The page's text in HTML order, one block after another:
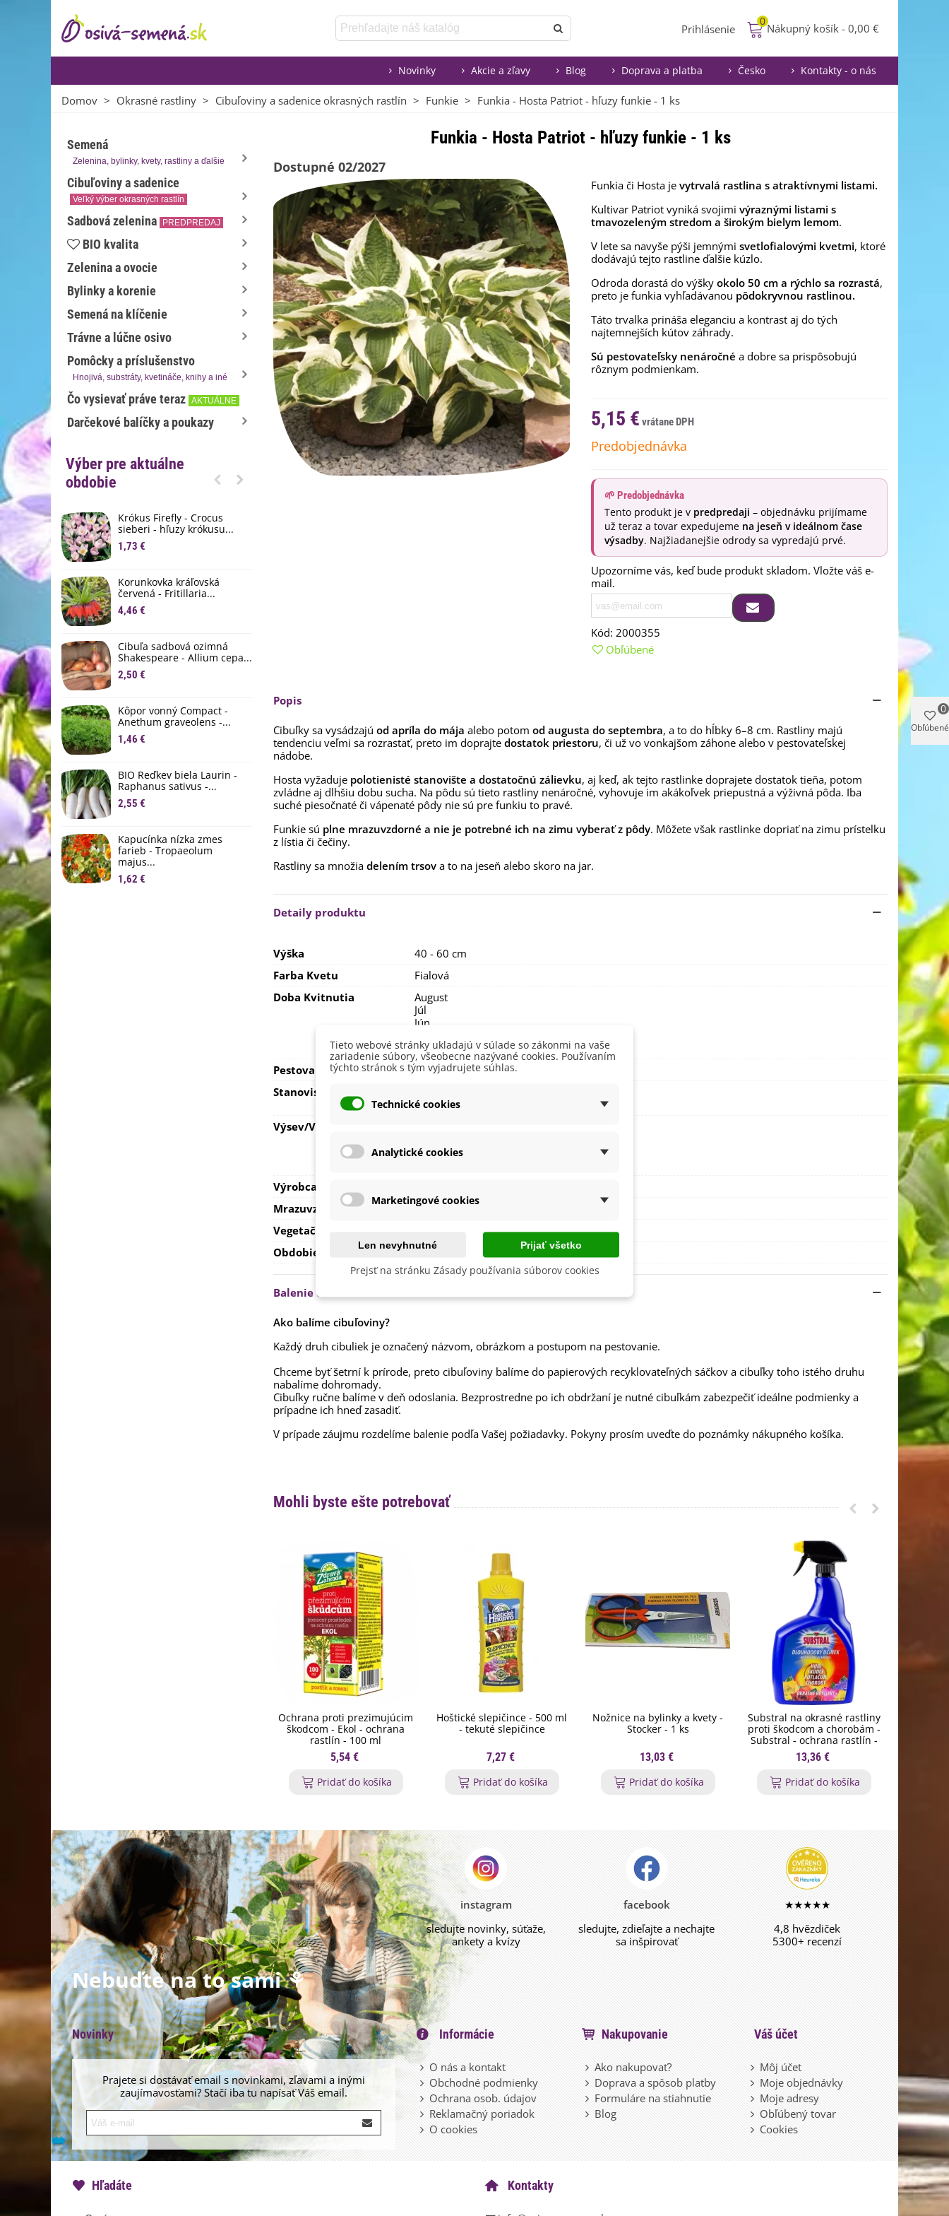
Prihlásenie
0
Nákupný košík - 0,00 €
Novinky Akcie a zľavy Blog Doprava a platba Česko Kontakty - o nás
Domov > Okrasné rastliny > Cibuľoviny a sadenice okrasných rastlín > Funkie > Funkia - Hosta Patriot - hľuzy funkie - 1 ks
Semená
Zelenina, bylinky, kvety, rastliny a ďalšie
Cibuľoviny a sadenice
Veľký výber okrasných rastlín
Sadbová zelenina PREDPREDAJ
BIO kvalita
Zelenina a ovocie
Bylinky a korenie
Semená na klíčenie
Trávne a lúčne osivo
Pomôcky a príslušenstvo
Hnojivá, substráty, kvetináče, knihy a iné
Čo vysievať práve teraz AKTUÁLNE
Darčekové balíčky a poukazy
Výber pre aktuálne
obdobie
Krókus Firefly - Crocus
sieberi - hľuzy krókusu...
1,73 €
Korunkovka kráľovská
červená - Fritillaria...
4,46 €
Cibuľa sadbová ozimná
Shakespeare - Allium cepa...
2,50 €
Kôpor vonný Compact -
Anethum graveolens -...
1,46 €
BIO Reďkev biela Laurin -
Raphanus sativus -...
2,55 €
Kapucínka nízka zmes
farieb - Tropaeolum
majus...
1,62 €
Begónia plnokvetá žltá -
Begonia superba -...
Eukalyptus Baby Blue -
Blahovičník - Eukalyptus...
4,08 €
Funkia - Hosta Patriot - hľuzy funkie - 1 ks
Dostupné 02/2027
Funkia či Hosta je vytrvalá rastlina s atraktívnymi listami.
Kultivar Patriot vyniká svojimi výraznými listami s
tmavozeleným stredom a širokým bielym lemom.
V lete sa navyše pýši jemnými svetlofialovými kvetmi, ktoré
dodávajú tejto rastline ďalšie kúzlo.
Odroda dorastá do výšky okolo 50 cm a rýchlo sa rozrastá,
preto je funkia vyhľadávanou pôdokryvnou rastlinou.
Táto trvalka prináša eleganciu a kontrast aj do tých
najtemnejších kútov záhrady.
Sú pestovateľsky nenáročné a dobre sa prispôsobujú
rôznym podmienkam.
5,15 €
Predobjednávka
🌱 Predobjednávka
Tento produkt je v predpredaji – objednávku prijímame
už teraz a tovar expedujeme na jeseň v ideálnom čase
výsadby. Najžiadanejšie odrody sa vypredajú prvé.
Upozorníme vás, keď bude produkt skladom. Vložte váš e-
mail.
Kód: 2000355
Obľúbené
Popis
Cibuľky sa vysádzajú od apríla do mája alebo potom od augusta do septembra, a to do hĺbky 6–8 cm. Rastliny majú
tendenciu veľmi sa rozrastať, preto im doprajte dostatok priestoru, či už vo vonkajšom záhone alebo v pestovateľskej
nádobe.
Hosta vyžaduje polotienisté stanovište a dostatočnú zálievku, aj keď, ak tejto rastlinke doprajete dostatok tieňa, potom
zvládne aj dlhšiu dobu sucha. Na pôdu sú tieto rastliny nenáročné, vyhovuje im akákoľvek priepustná a výživná pôda. Iba
suché piesočnaté či vápenaté pôdy nie sú pre funkiu to pravé.
Funkie sú plne mrazuvzdorné a nie je potrebné ich na zimu vyberať z pôdy. Môžete však rastlinke dopriať na zimu prístelku
z lístia či čečiny.
Rastliny sa množia delením trsov a to na jeseň alebo skoro na jar.
Detaily produktu
Výška
40 - 60 cm
Farba Kvetu
Fialová
Doba Kvitnutia
August
Júl
Jún
September
Pestovanie
V exteriéri - vonku
Stanovisko
Tienisté
Výsev/výsadba
Jún
Výrobca
Mrazuvzdornosť
Áno
Vegetačné Obdobie
Obdobie Výsadby
Jar
Balenie cibuľovín
Ako balíme cibuľoviny?
Každý druh cibuliek je označený názvom, obrázkom a postupom na pestovanie.
Chceme byť šetrní k prírode, preto cibuľoviny balíme do papierových recyklovateľných sáčkov a cibuľky toho istého druhu
nabalíme dohromady.
Cibuľky ručne balíme v deň odoslania. Bezprostredne po ich obdržaní je nutné cibuľkám zabezpečiť ideálne podmienky a
prípadne ich hneď zasadiť.
V prípade záujmu rozdelíme balenie podľa Vašej požiadavky. Pokyny prosím uveďte do poznámky nákupného košíka.
Mohli byste ešte potrebovať
Ochrana proti prezimujúcim
škodcom - Ekol - ochrana
rastlín - 100 ml
5,54 €
Pridať do košíka
Hoštické slepičince - 500 ml
- tekuté slepičince
7,27 €
Pridať do košíka
Nožnice na bylinky a kvety -
Stocker - 1 ks
13,03 €
Pridať do košíka
Substral na okrasné rastliny
proti škodcom a chorobám -
Substral - ochrana rastlín -
800 ml
13,36 €
Pridať do košíka
Nebuďte na to sami ⚘
instagram
sledujte novinky, súťaže,
ankety a kvízy
facebook
sledujte, zdieľajte a nechajte
sa inšpirovať
★★★★★
4,8 hvězdiček
5300+ recenzí
Novinky
Prajete si dostávať email s novinkami, zľavami a inými
zaujímavosťami? Stačí iba tu napísať Váš email.
Informácie
O nás a kontakt
Obchodné podmienky
Ochrana osob. údajov
Reklamačný poriadok
O cookies
Nakupovanie
Ako nakupovať?
Doprava a spôsob platby
Formuláre na stiahnutie
Blog
Váš účet
Môj účet
Moje objednávky
Moje adresy
Obľúbený tovar
Cookies
Hľadáte Kontakty
Obľúbené
0
Tieto webové stránky ukladajú v súlade so zákonmi na vaše
zariadenie súbory, všeobecne nazývané cookies. Používaním
týchto stránok s tým vyjadrujete súhlas.
Technické cookies
Analytické cookies
Marketingové cookies
Len nevyhnutné Prijať všetko
Prejsť na stránku Zásady používania súborov cookies